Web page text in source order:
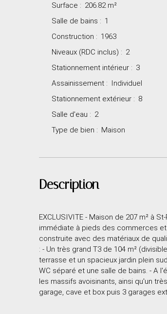
Surface : 206.82 m²
Salle de bains : 1
Construction : 1963
Niveaux (RDC inclus) : 2
Stationnement intérieur : 3
Assainissement : Individuel
Stationnement extérieur : 8
Salle d'eau : 2
Type de bien : Maison
Description
EXCLUSIVITE - Maison de 207 m² à
immédiate à pieds des commerces
construite avec des matériaux de
: - Un très grand T3 de 104 m²
terrasse et un spacieux jardin plein
WC séparé et une salle de bains. - A
les massifs avoisinants, ainsi qu'un
garage, cave et box puis 3 garages